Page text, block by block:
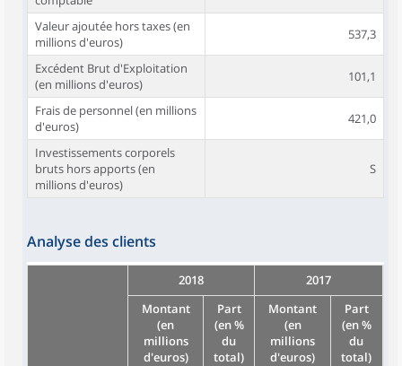
Valeur ajoutée hors taxes (en
millions d'euros)
537,3
Excédent Brut d'Exploitation
(en millions d'euros)
101,1
Frais de personnel (en millions
d'euros)
421,0
Investissements corporels
bruts hors apports (en
millions d'euros)
S
Analyse des clients
2018
2017
Montant
(en
millions
d'euros)
Part
(en %
du
total)
Montant
(en
millions
d'euros)
Part
(en %
du
total)